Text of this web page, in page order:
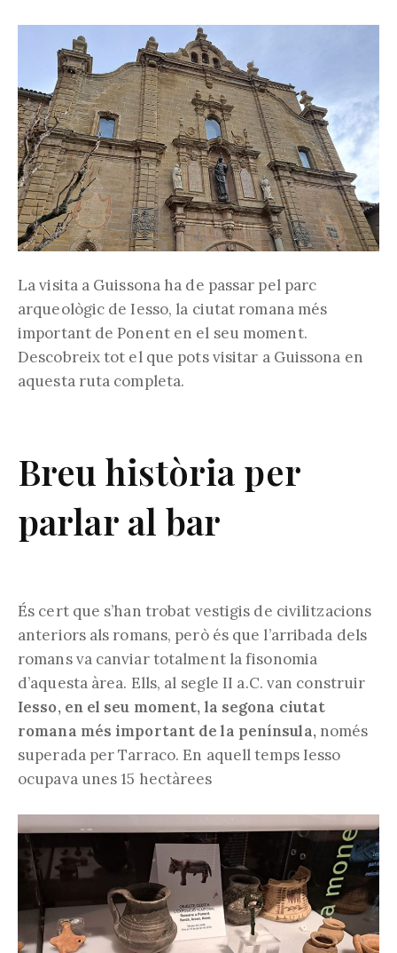
La visita a Guissona ha de passar pel parc
arqueològic de Iesso, la ciutat romana més
important de Ponent en el seu moment.
Descobreix tot el que pots visitar a Guissona en
aquesta ruta completa.
Breu història per
parlar al bar
És cert que s’han trobat vestigis de civilitzacions
anteriors als romans, però és que l’arribada dels
romans va canviar totalment la fisonomia
d’aquesta àrea. Ells, al segle II a.C. van construir
Iesso, en el seu moment, la segona ciutat
romana més important de la península,només
superada per Tarraco. En aquell temps Iesso
ocupava unes 15 hectàrees